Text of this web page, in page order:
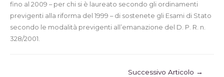
fino al 2009 – per chi si è laureato secondo gli ordinamenti
previgenti alla riforma del 1999 – di sostenete gli Esami di Stato
secondo le modalità previgenti all’emanazione del D. P. R. n.
328/2001.
Successivo Articolo →